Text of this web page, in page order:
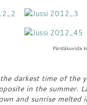
Pärstäkuvista
darkest time of the
in the summer.
and sunrise